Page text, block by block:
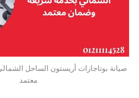
صيانة بوتاجازات أريستون الساحل
معتمد